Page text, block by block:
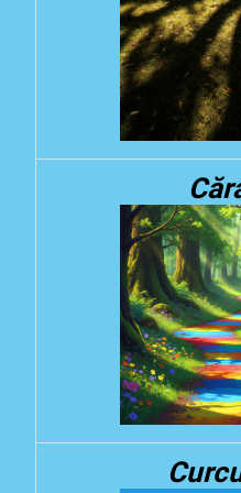
Gândește-te la
soarele
parte din lumină,
întunecat pe
este umbrit.